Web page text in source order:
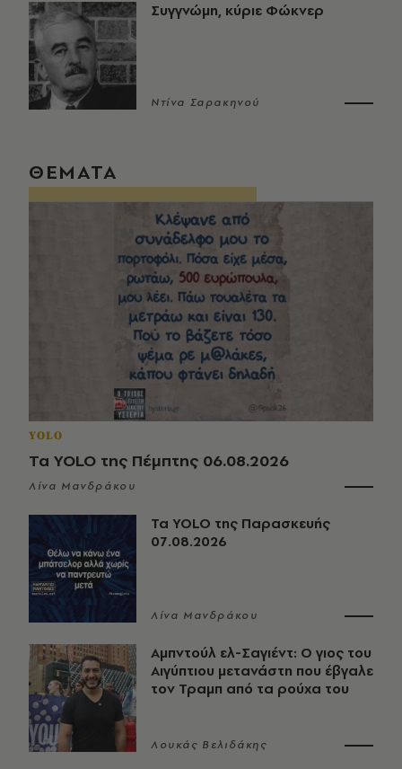
Συγγνώμη, κύριε Φώκνερ
Ντίνα Σαρακηνού
ΘΕΜΑΤΑ
YOLO
Τα YOLO της Πέμπτης 06.08.2026
Λίνα Μανδράκου
Τα YOLO της Παρασκευής
07.08.2026
Λίνα Μανδράκου
Αμπντούλ ελ-Σαγιέντ: Ο γιος του
Αιγύπτιου μετανάστη που έβγαλε
τον Τραμπ από τα ρούχα του
Λουκάς Βελιδάκης